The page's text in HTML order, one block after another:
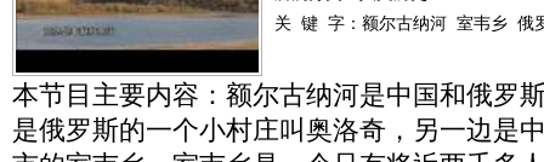
关 键 字： 额尔古纳河 室韦乡 俄
本节目主要内容：额尔古纳河是中国和俄罗
是俄罗斯的一个小村庄叫奥洛奇，另一边是